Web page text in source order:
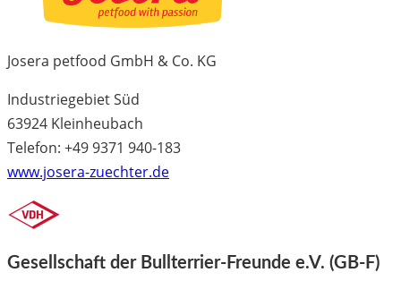
Josera petfood GmbH & Co. KG
Industriegebiet Süd
63924 Kleinheubach
Telefon: +49 9371 940-183
www.josera-zuechter.de
Gesellschaft der Bullterrier-Freunde e.V. (GB-F)